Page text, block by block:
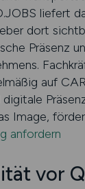
liefert
dort
Präsenz
auf
Image,
anfordern
vor